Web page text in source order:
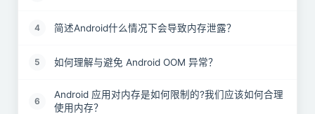
4 简述Android什么情况下会导致内存泄露？
5 如何理解与避免 Android OOM 异常？
6
Android 应用对内存是如何限制的?我们应该如何合理
使用内存？